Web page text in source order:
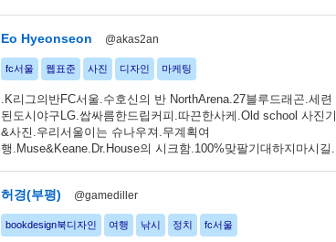
Eo Hyeonseon @akas2an
fc서울 웹표준 사진 디자인 마케팅
.K리그의반FC서울.수호신의 반 NorthArena.27블루드래곤.세련
된도시야구LG.쌉싸름한드립커피.따끈한사케.Old school 사진기
&사진.우리서울이는 슈나우져.무계획여
행.Muse&Keane.Dr.House의 시크함.100%맞팔기대하지마시길.
허경(부평) @gamediller
bookdesign북디자인 여행 낚시 정치 fc서울